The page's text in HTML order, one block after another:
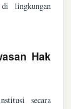
lingkungan
Hak
secara